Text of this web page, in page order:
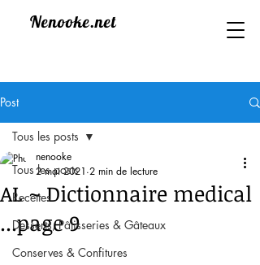
Nenooke.net
Post
Tous les posts
Recettes
Desserts, Pâtisseries & Gâteaux
Conserves & Confitures
Tous les posts
AL ~ Dictionnaire medical
...page 9
nenooke
2 mai 2021 2 min de lecture